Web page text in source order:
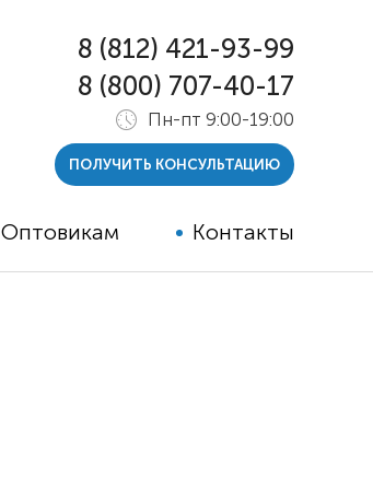
Оптовикам Контакты
8 (812) 421-93-99
8 (800) 707-40-17
Пн-пт 9:00-19:00
ПОЛУЧИТЬ КОНСУЛЬТАЦИЮ